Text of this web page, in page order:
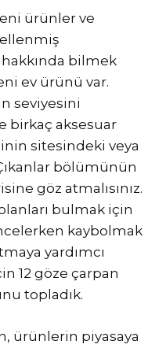
ürünler ve
bilmek
ev ürünü var.
seviyesini
birkaç aksesuar
sitesindeki veya
bölümünün
göz atmalısınız.
bulmak için
kaybolmak
yardımcı
12 göze çarpan
topladık.
ürünlerin piyasaya